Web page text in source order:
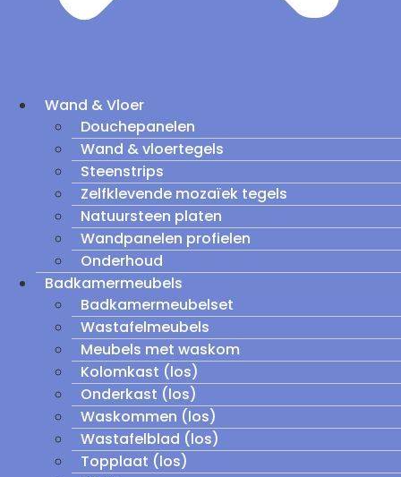
Wand & Vloer
Douchepanelen
Wand & vloertegels
Steenstrips
Zelfklevende mozaïek tegels
Natuursteen platen
Wandpanelen profielen
Onderhoud
Badkamermeubels
Badkamermeubelset
Wastafelmeubels
Meubels met waskom
Kolomkast (los)
Onderkast (los)
Waskommen (los)
Wastafelblad (los)
Topplaat (los)